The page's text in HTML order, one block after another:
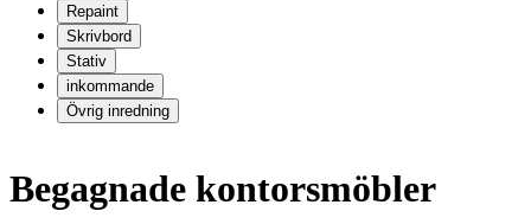
Repaint
Skrivbord
Stativ
inkommande
Övrig inredning
Begagnade kontorsmöbler